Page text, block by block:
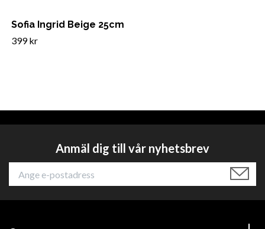
Sofia Ingrid Beige 25cm
399 kr
Anmäl dig till vår nyhetsbrev